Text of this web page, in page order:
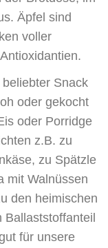
Äpfel sind
voller
Snack
oder gekocht
oder Porridge
z.B. zu
zu Spätzle
mit Walnüssen
den heimischen
Ballaststoffanteil
für unsere